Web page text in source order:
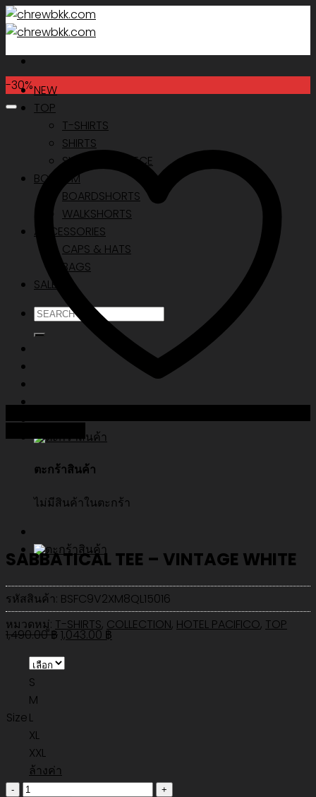
Skip
to
NEW
TOP
T-SHIRTS
SHIRTS
SWEATS & FLEECE
BOTTOM
BOARDSHORTS
WALKSHORTS
ACCESSORIES
CAPS & HATS
BAGS
SALE
ค้นหา:
ตะกร้าสินค้า
ไม่มีสินค้าในตะกร้า
-30%
SABBATICAL TEE – VINTAGE WHITE
รหัสสินค้า: BSFC9V2XM8QL15016
หมวดหมู่: T-SHIRTS, COLLECTION, HOTEL PACIFICO, TOP
1,490.00฿Original
was:
1,043.00 ฿Current
Size
S
M
L
XL
XXL
ล้างค่า
จำนวน